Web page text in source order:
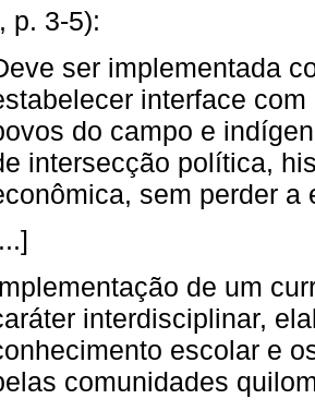
, p. 3-5):
ser implementada
interface
do campo e
intersecção política,
sem perder a
de um
interdisciplinar,
escolar e
comunidades